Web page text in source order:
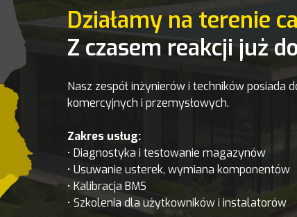
Działamy na terenie
Z czasem reakcji już
Nasz zespół inżynierów i techników posiada
komercyjnych i przemysłowych.
Zakres usług:
• Diagnostyka i testowanie magazynów
• Usuwanie usterek, wymiana komponentów
• Kalibracja BMS
• Szkolenia dla użytkowników i instalatorów